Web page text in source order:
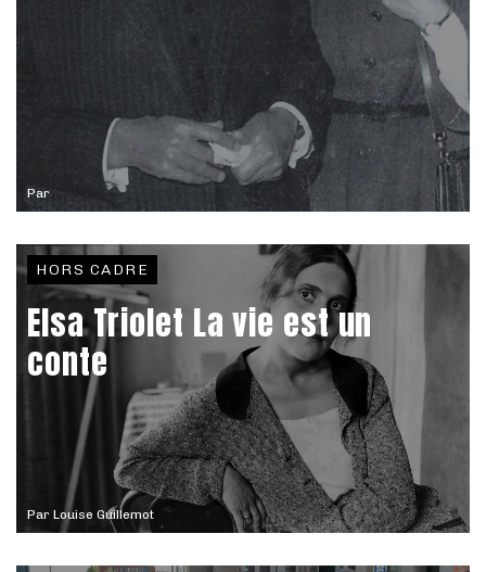
Par
Par Louise Guillemot
HORS CADRE
Elsa Triolet La vie est un
conte